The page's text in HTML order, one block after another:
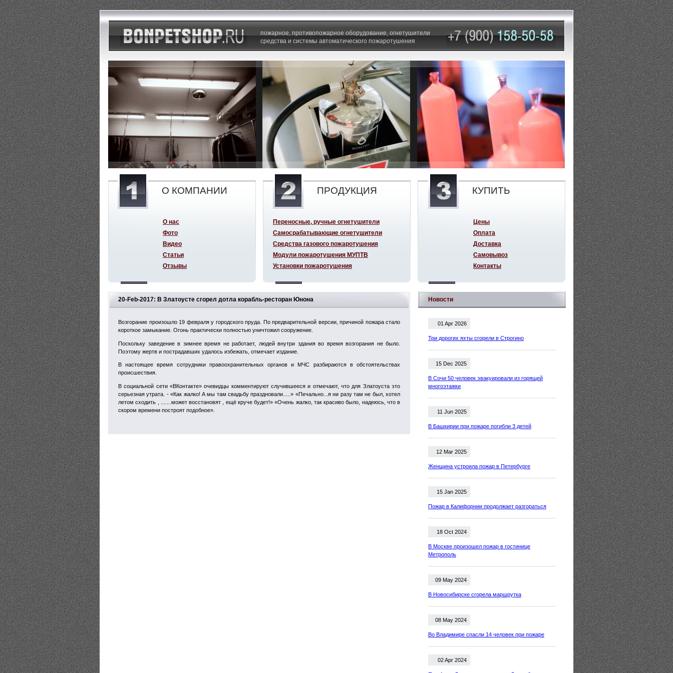
20-Feb-2017: В Златоусте сгорел дотла корабль-ресторан Юнона
Возгорание произошло 19 февраля у городского пруда. По предварительной версии, причиной пожара стало
короткое замыкание. Огонь практически полностью уничтожил сооружение.
Поскольку заведение в зимнее время не работает, людей внутри здания во время возгорания не было.
Поэтому жертв и пострадавших удалось избежать, отмечает издание.
В настоящее время сотрудники правоохранительных органов и МЧС разбираются в обстоятельствах
происшествия.
В социальной сети «ВКонтакте» очевидцы комментируют случившееся и отмечают, что для Златоуста это
серьезная утрата. - «Как жалко! А мы там свадьбу праздновали.....» «Печально...я ни разу там не был, хотел
летом сходить , .......может восстановят , ещё круче будет!» «Очень жалко, так красиво было, надеюсь, что в
скором времени построят подобное».
Новости
01 Apr 2026
Три дорогих яхты сгорели в Строгино
15 Dec 2025
В Сочи 50 человек эвакуировали из горящей
многоэтажки
11 Jun 2025
В Башкирии при пожаре погибли 3 детей
12 Mar 2025
Женщина устроила пожар в Петербурге
15 Jan 2025
Пожар в Калифорнии продолжает разгораться
18 Oct 2024
В Москве произошел пожар в гостинице
Метрополь
09 May 2024
В Новосибирске сгорела маршрутка
08 May 2024
Во Владимире спасли 14 человек при пожаре
02 Apr 2024
пожарное, противопожарное оборудование, огнетушители
средства и системы автоматического пожаротушения
О КОМПАНИИ
О нас
Фото
Видео
Статьи
Отзывы
ПРОДУКЦИЯ
Переносные, ручные огнетушители
Самосрабатывающие огнетушители
Средства газового пожаротушения
Модули пожаротушения МУПТВ
Установки пожаротушения
КУПИТЬ
Цены
Оплата
Доставка
Самовывоз
Контакты